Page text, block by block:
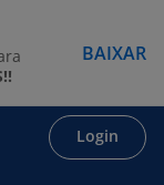
Login
BAIXAR